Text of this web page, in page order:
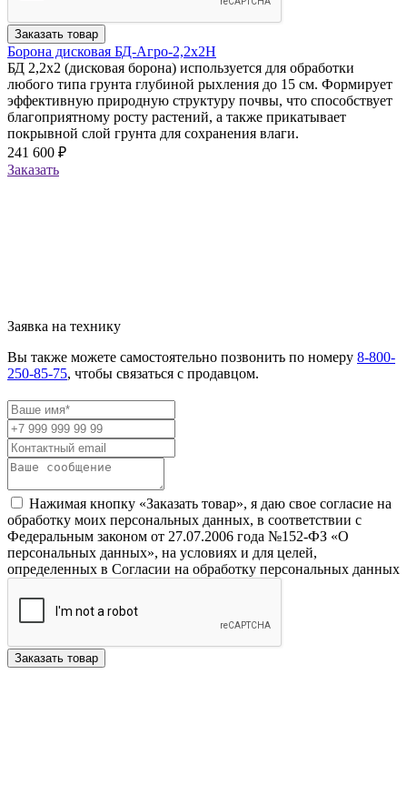
Заказать товар
Борона дисковая БД-Агро-2,2х2Н
БД 2,2х2 (дисковая борона) используется для обработки
любого типа грунта глубиной рыхления до 15 см. Формирует
эффективную природную структуру почвы, что способствует
благоприятному росту растений, а также прикатывает
покрывной слой грунта для сохранения влаги.
241 600 ₽
Заказать
Заявка на технику
Вы также можете самостоятельно позвонить по номеру 8-800-
250-85-75, чтобы связаться с продавцом.
Нажимая кнопку «Заказать товар», я даю свое согласие на
обработку моих персональных данных, в соответствии с
Федеральным законом от 27.07.2006 года №152-ФЗ «О
персональных данных», на условиях и для целей,
определенных в Согласии на обработку персональных данных
Заказать товар